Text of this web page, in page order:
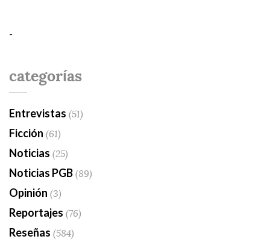
-
categorías
Entrevistas (51)
Ficción (61)
Noticias (25)
Noticias PGB(89)
Opinión (3)
Reportajes (76)
Reseñas (584)